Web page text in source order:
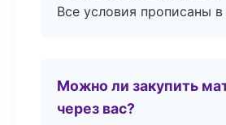
Все условия прописаны в
Можно ли закупить
через вас?